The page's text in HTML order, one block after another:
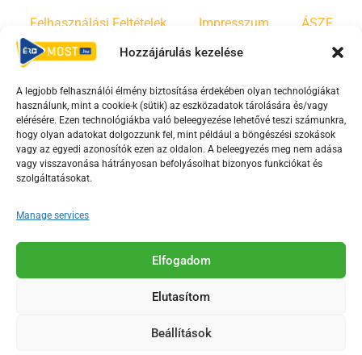
Hozzájárulás kezelése
A legjobb felhasználói élmény biztosítása érdekében olyan technológiákat
használunk, mint a cookie-k (sütik) az eszközadatok tárolására és/vagy
elérésére. Ezen technológiákba való beleegyezése lehetővé teszi számunkra,
hogy olyan adatokat dolgozzunk fel, mint például a böngészési szokások
vagy az egyedi azonosítók ezen az oldalon. A beleegyezés meg nem adása
vagy visszavonása hátrányosan befolyásolhat bizonyos funkciókat és
szolgáltatásokat.
Manage services
Elfogadom
Elutasítom
Beállítások
Felhasználási Feltételek Impresszum ÁSZF
Irányelvek Moderálási szabályzat
F
a
c
e
o
o
-
Y
o
u
t
b
e
s
T
i
k
Az Érd Média médiaszolgáltatási tevékenységét a
Médiatanács a Magyar Média Mecenatúra program
2018-2026. © Minden jog fenntartva, Érd Megyei Jogú Város